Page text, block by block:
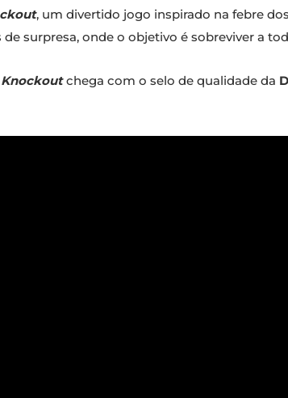
, um divertido jogo inspirado na febre
surpresa, onde o objetivo é sobreviver a
chega com o selo de qualidade da